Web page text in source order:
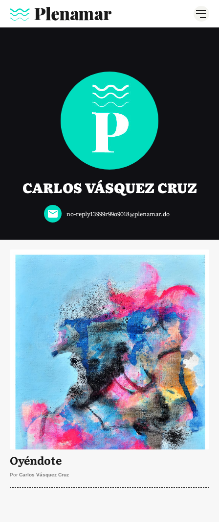
CARLOS VÁSQUEZ CRUZ
no-reply13999r99o9018@plenamar.do
Oyéndote
Por Carlos Vásquez Cruz